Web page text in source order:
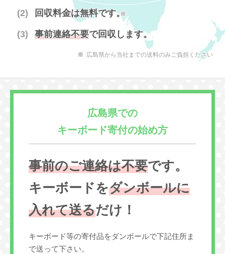
回収料金は無料です。
※
事前連絡不要で回収します。
広島県から当社までの送料のみご負担ください
広島県での
キーボード寄付の始め方
事前のご連絡は不要です。
キーボードをダンボールに
入れて送るだけ！
キーボード等の寄付品をダンボールで下記住所ま
で送って下さい。